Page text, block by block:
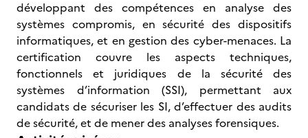
développant des compétences en analyse des
systèmes compromis, en sécurité des dispositifs
informatiques, et en gestion des cyber-menaces. La
certification couvre les aspects techniques,
fonctionnels et juridiques de la sécurité des
systèmes d’information (SSI), permettant aux
candidats de sécuriser les SI, d’effectuer des audits
de sécurité, et de mener des analyses forensiques.